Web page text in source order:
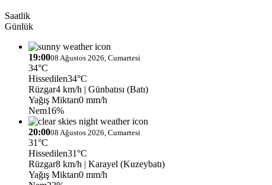
Saatlik
Günlük
19:0008 Ağustos 2026, Cumartesi
34°C
Hissedilen34°C
Rüzgar4 km/h | Günbatısı (Batı)
Yağış Miktarı0 mm/h
Nem16%
20:0008 Ağustos 2026, Cumartesi
31°C
Hissedilen31°C
Rüzgar8 km/h | Karayel (Kuzeybatı)
Yağış Miktarı0 mm/h